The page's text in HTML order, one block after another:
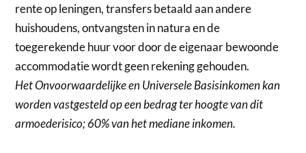
rente op leningen, transfers betaald aan andere
huishoudens, ontvangsten in natura en de
toegerekende huur voor door de eigenaar bewoonde
accommodatie wordt geen rekening gehouden.
Het Onvoorwaardelijke en Universele Basisinkomen kan
worden vastgesteld op een bedrag ter hoogte van dit
armoederisico; 60% van het mediane inkomen.